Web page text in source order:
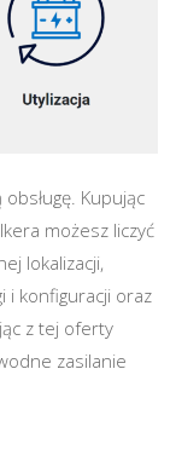
Kupując
możesz liczyć
lokalizacji,
i konfiguracji oraz
z tej oferty
zasilanie